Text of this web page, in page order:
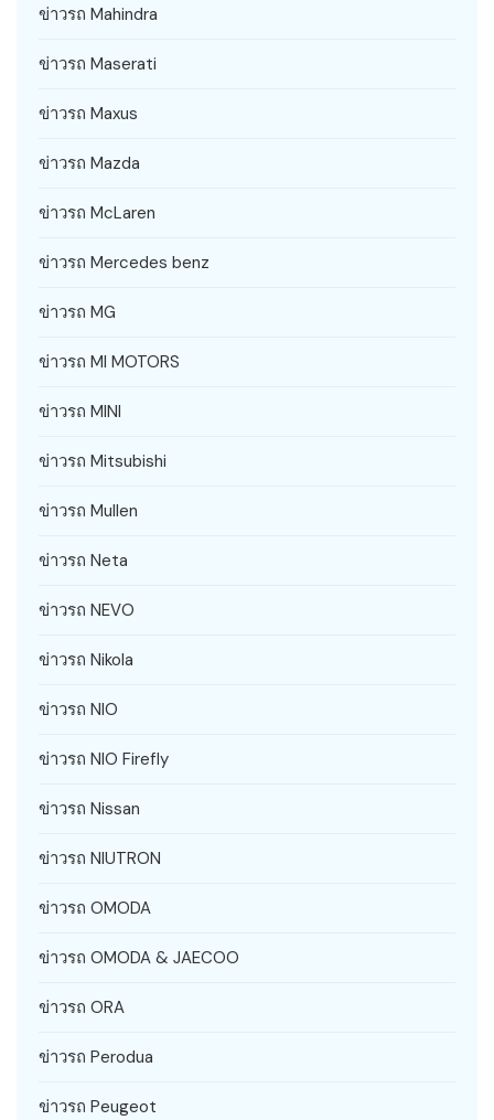
ข่าวรถ Mahindra
ข่าวรถ Maserati
ข่าวรถ Maxus
ข่าวรถ Mazda
ข่าวรถ McLaren
ข่าวรถ Mercedes benz
ข่าวรถ MG
ข่าวรถ MI MOTORS
ข่าวรถ MINI
ข่าวรถ Mitsubishi
ข่าวรถ Mullen
ข่าวรถ Neta
ข่าวรถ NEVO
ข่าวรถ Nikola
ข่าวรถ NIO
ข่าวรถ NIO Firefly
ข่าวรถ Nissan
ข่าวรถ NIUTRON
ข่าวรถ OMODA
ข่าวรถ OMODA & JAECOO
ข่าวรถ ORA
ข่าวรถ Perodua
ข่าวรถ Peugeot